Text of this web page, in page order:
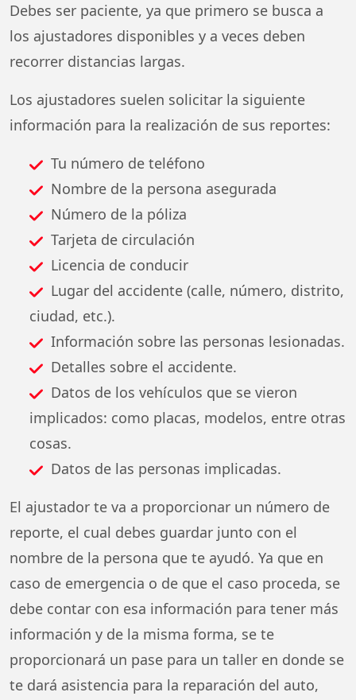
Debes ser paciente, ya que primero se busca a
los ajustadores disponibles y a veces deben
recorrer distancias largas.
Los ajustadores suelen solicitar la siguiente
información para la realización de sus reportes:
Tu número de teléfono
Nombre de la persona asegurada
Número de la póliza
Tarjeta de circulación
Licencia de conducir
Lugar del accidente (calle, número, distrito,
ciudad, etc.).
Información sobre las personas lesionadas.
Detalles sobre el accidente.
Datos de los vehículos que se vieron
implicados: como placas, modelos, entre otras
cosas.
Datos de las personas implicadas.
El ajustador te va a proporcionar un número de
reporte, el cual debes guardar junto con el
nombre de la persona que te ayudó. Ya que en
caso de emergencia o de que el caso proceda, se
debe contar con esa información para tener más
información y de la misma forma, se te
proporcionará un pase para un taller en donde se
te dará asistencia para la reparación del auto,